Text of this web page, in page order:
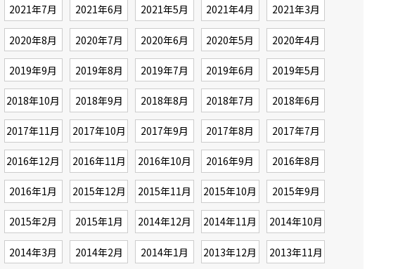
2021年7月 2021年6月 2021年5月 2021年4月 2021年3月
2020年8月 2020年7月 2020年6月 2020年5月 2020年4月
2019年9月 2019年8月 2019年7月 2019年6月 2019年5月
2018年10月 2018年9月 2018年8月 2018年7月 2018年6月
2017年11月 2017年10月 2017年9月 2017年8月 2017年7月
2016年12月 2016年11月 2016年10月 2016年9月 2016年8月
2016年1月 2015年12月 2015年11月 2015年10月 2015年9月
2015年2月 2015年1月 2014年12月 2014年11月 2014年10月
2014年3月 2014年2月 2014年1月 2013年12月 2013年11月